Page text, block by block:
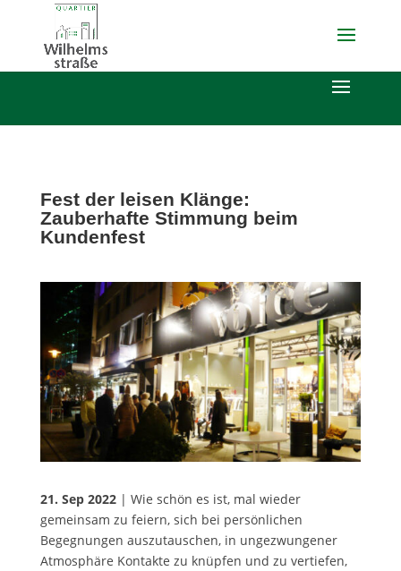
Fest der leisen Klänge:
Zauberhafte Stimmung beim
Kundenfest
21. Sep 2022| Wie schön es ist, mal wieder
gemeinsam zu feiern, sich bei persönlichen
Begegnungen auszutauschen, in ungezwungener
Atmosphäre Kontakte zu knüpfen und zu vertiefen,